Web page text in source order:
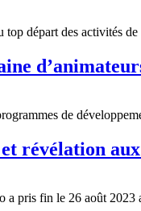
top départ des activités
de
révélation
pris fin le 26 août 2023